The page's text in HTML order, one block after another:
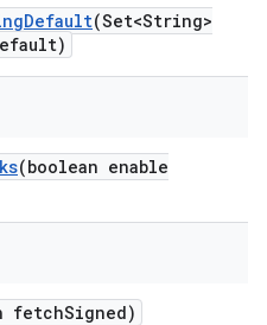
Default(Set<String>
(boolean enable
fetchSigned)